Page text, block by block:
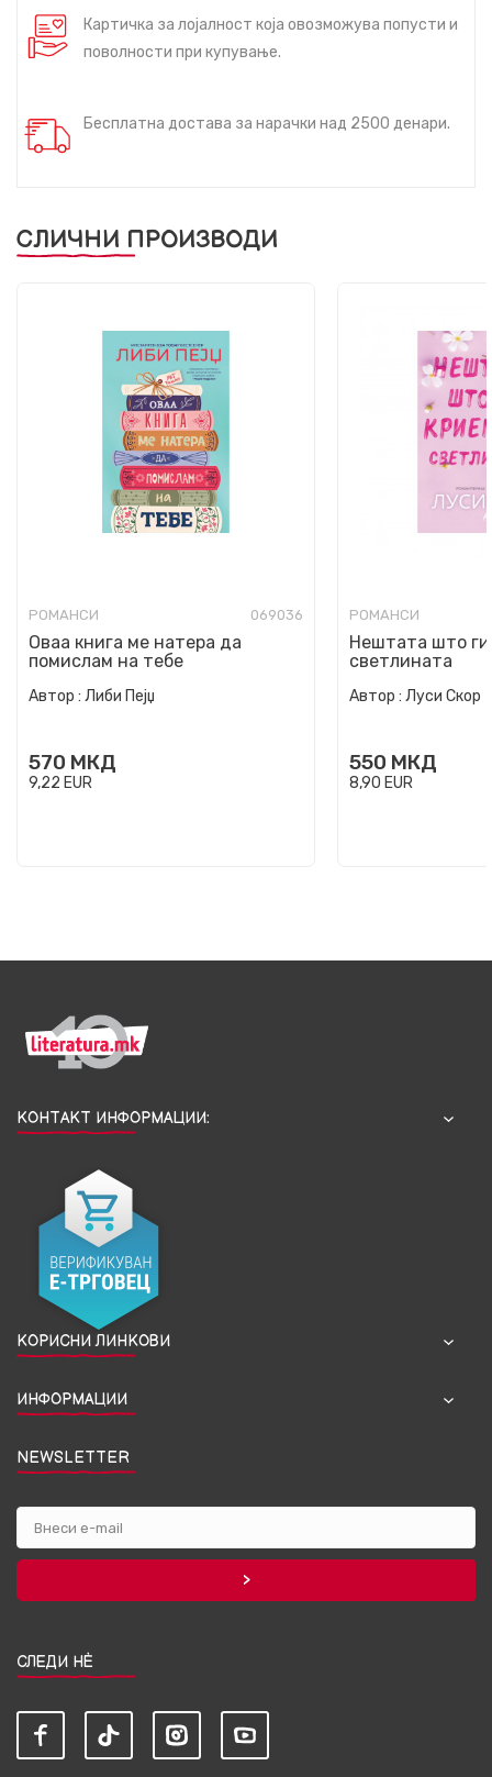
Картичка за лојалност која овозможува попусти и
поволности при купување.
Бесплатна достава за нарачки над 2500 денари.
СЛИЧНИ ПРОИЗВОДИ
РОМАНСИ 069036
Оваа книга ме натера да
помислам на тебе
Автор : Либи Пејџ
570 МКД
9,22 EUR
РОМАНСИ
Нештата што
светлината
Автор : Луси Скор
550 МКД
8,90 EUR
КОНТАКТ ИНФОРМАЦИИ:
КОРИСНИ ЛИНКОВИ
ИНФОРМАЦИИ
NEWSLETTER
СЛЕДИ НЀ